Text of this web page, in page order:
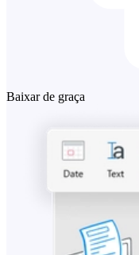
Baixar de graça